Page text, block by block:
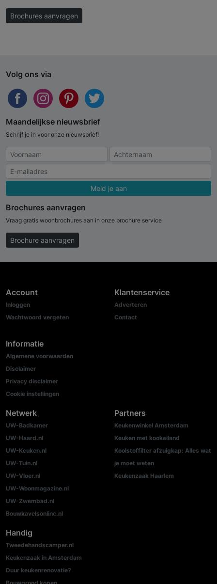
Brochures aanvragen
Volg ons via
Maandelijkse nieuwsbrief
Schrijf je in voor onze nieuwsbrief!
Meld je aan
Brochures aanvragen
Vraag gratis woonbrochures aan in onze brochure service
Brochure aanvragen
Account
Inloggen
Wachtwoord vergeten
Informatie
Algemene voorwaarden
Disclaimer
Privacy disclaimer
Cookie instellingen
Klantenservice
Adverteren
Contact
Netwerk
UW-Badkamer
UW-Haard.nl
UW-Keuken.nl
UW-Tuin.nl
UW-Vloer.nl
UW-Woonmagazine.nl
UW-Zwembad.nl
Bouwkavelsonline.nl
Partners
Keukenwinkel Amsterdam
Keuken met kookeiland
Koolstoffilter afzuigkap: Alles wat
je moet weten
Keukenzaak Haarlem
Handig
Tweedehandscamper.nl
Keukenzaak in Amsterdam
Duur keukenrenovatie?